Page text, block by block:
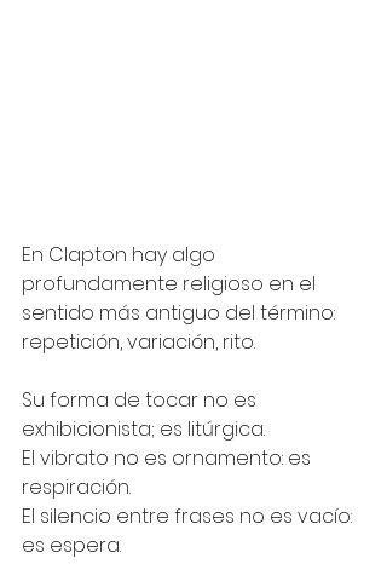
En Clapton hay algo
profundamente religioso en el
sentido más antiguo del término:
repetición, variación, rito.
Su forma de tocar no es
exhibicionista; es litúrgica.
El vibrato no es ornamento: es
respiración.
El silencio entre frases no es vacío:
es espera.